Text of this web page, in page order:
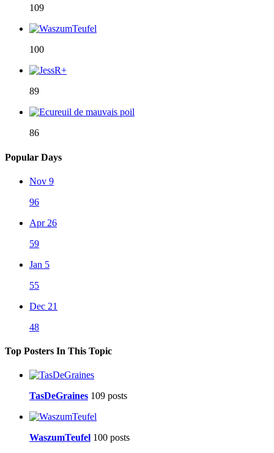
109
100
89
86
Popular Days
Nov 9
96
Apr 26
59
Jan 5
55
Dec 21
48
Top Posters In This Topic
TasDeGraines 109 posts
WaszumTeufel 100 posts